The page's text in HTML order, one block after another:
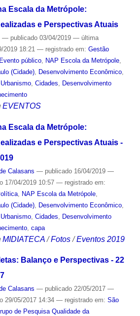
Escala da Metrópole:
e Perspectivas Atuais
— publicado03/04/2019 — última
2019 18:21 — registrado em: Gestão
Evento público, NAP Escola da Metrópole,
(Cidade), Desenvolvimento Econômico,
Urbanismo, Cidades
Desenvolvimento
EVENTOS
Escala da Metrópole:
e Perspectivas Atuais -
Calasans — publicado16/04/2019 —
17/04/2019 10:57 — registrado em:
, NAP Escola da Metrópole,
(Cidade), Desenvolvimento Econômico,
Urbanismo, Cidades
Desenvolvimento
, capa
MIDIATECA /Fotos /Eventos 2019
Balanço e Perspectivas - 22
Calasans — publicado22/05/2017 —
29/05/2017 14:34 — registrado em: São
de Pesquisa Qualidade da